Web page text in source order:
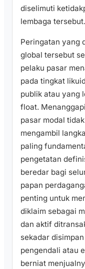
diselimuti
lembaga tersebut.
Peringatan yang
global tersebut
pelaku pasar
pada tingkat
publik atau yang
float.
pasar modal
mengambil
paling
pengetatan
beredar bagi
papan
penting untuk
diklaim sebagai
dan aktif
sekadar
pengendali atau
berniat